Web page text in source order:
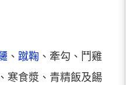
、 蹴鞠 、牽勾、鬥雞
寒食漿、青精飯及餳